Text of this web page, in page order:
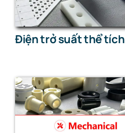
Điện trở suất thể tích